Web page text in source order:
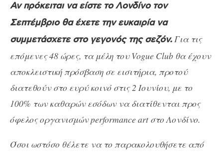
Αν πρόκειται να είστε το Λονδίνο τον
Σεπτέμβριο θα έχετε την ευκαιρία να
συμμετάσχετε στο γεγονός της σεζόν.Για τις
επόμενες 48 ώρες, τα μέλη του Vogue Club θα έχουν
αποκλειστική πρόσβαση σε εισιτήρια, προτού
διατεθούν στο ευρύ κοινό στις 2 Ιουνίου, με το
100% των καθαρών εσόδων να διατίθενται προς
όφελος οργανισμών performance art στο Λονδίνο.
Όσοι ωστόσο θέλετε να το παρακολουθήσετε από